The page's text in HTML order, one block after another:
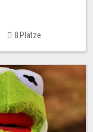
8 Plätze